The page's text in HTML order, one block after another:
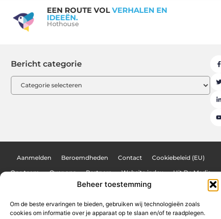
Beheer toestemming
Om de beste ervaringen te bieden, gebruiken wij technologieën zoals
cookies om informatie over je apparaat op te slaan en/of te raadplegen.
EEN ROUTE VOL VERHALEN EN
IDEEËN.
Hothouse
Bericht categorie
Aanmelden Beroemdheden Contact Cookiebeleid (EU)
Ons team Over ons Partners Website index Uit De Media
Goede backlinks kopen: de sleutel tot een sterke online autoriteit
Geld verdienen op internet: jouw weg naar financiële vrijheid